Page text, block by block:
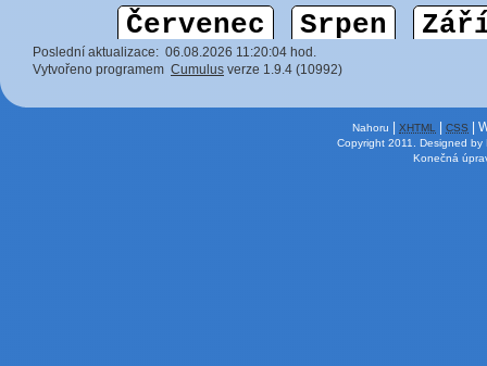
Poslední aktualizace: 06.08.2026 11:20:04 hod.
Vytvořeno programem Cumulus verze 1.9.4 (10992)
Nahoru XHTML CSS |
Copyright 2011.Designed by
Konečná